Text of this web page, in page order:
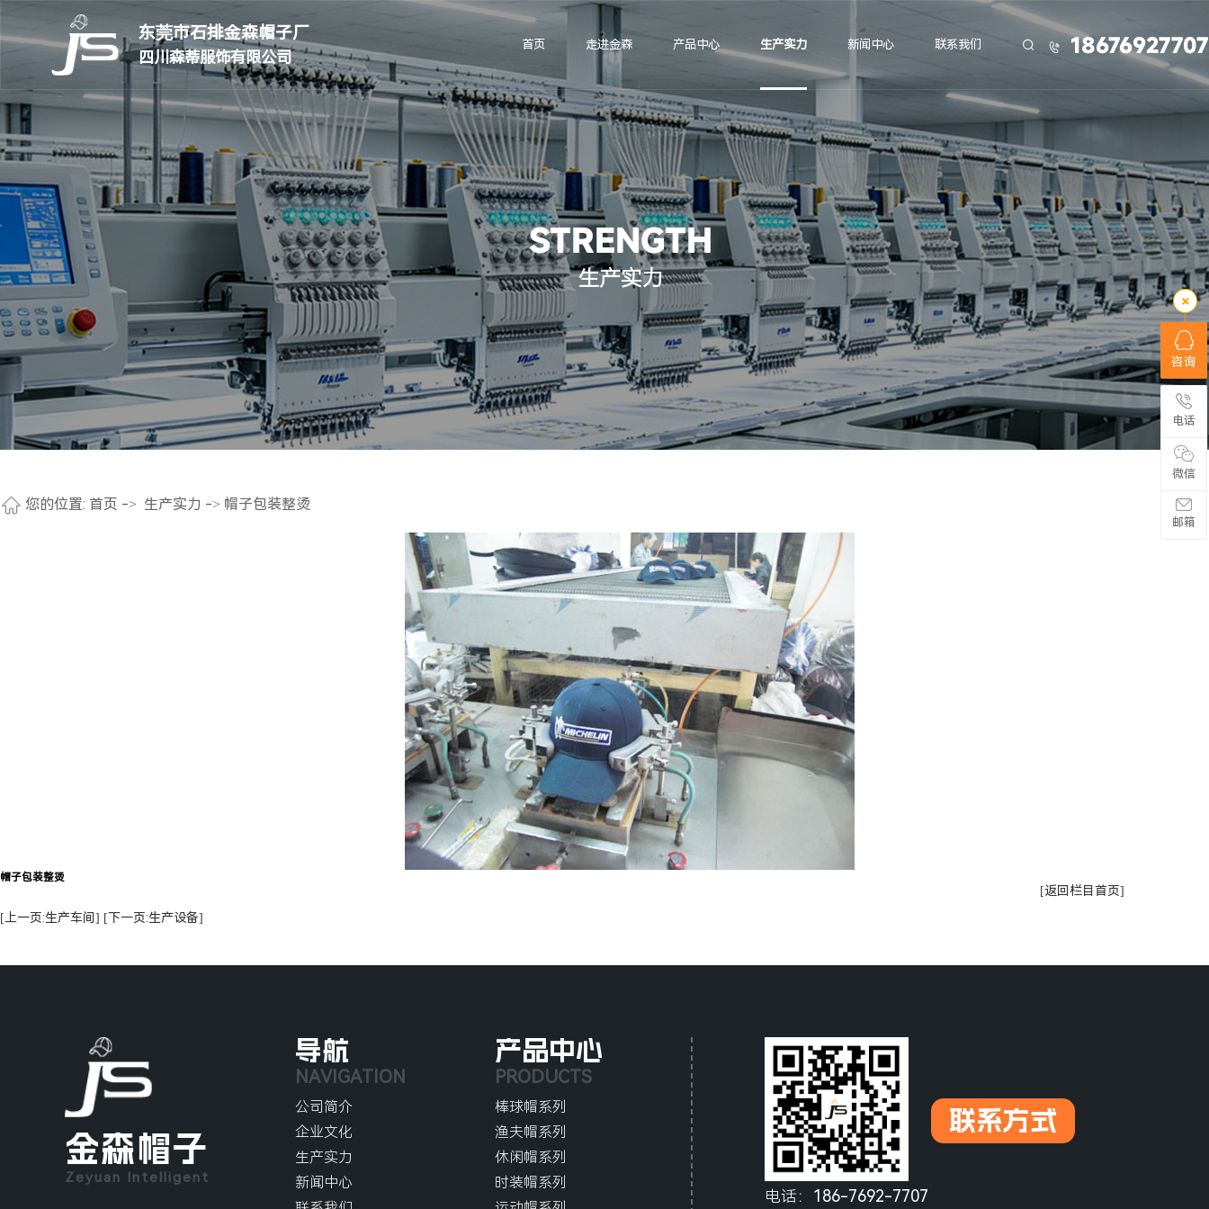
东莞市石排金森帽子厂
四川森蒂服饰有限公司
首页 走进金森 产品中心 生产实力 新闻中心 联系我们   18676927707
STRENGTH
生产实力
您的位置: 首页 -> 生产实力 -> 帽子包装整烫
帽子包装整烫
[返回栏目首页]
[上一页:生产车间] [下一页:生产设备]
金森帽子
Zeyuan Intelligent
联系方式
电话： 186-7692-7707
产品中心
PRODUCTS
棒球帽系列
渔夫帽系列
休闲帽系列
时装帽系列
导航
NAVIGATION
公司简介
企业文化
生产实力
新闻中心
咨询
电话
微信
邮箱